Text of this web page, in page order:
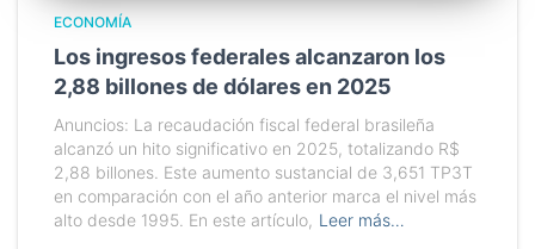
ECONOMÍA
Los ingresos federales alcanzaron los
2,88 billones de dólares en 2025
Anuncios: La recaudación fiscal federal brasileña
alcanzó un hito significativo en 2025, totalizando R$
2,88 billones. Este aumento sustancial de 3,651 TP3T
en comparación con el año anterior marca el nivel más
alto desde 1995. En este artículo, Leer más…